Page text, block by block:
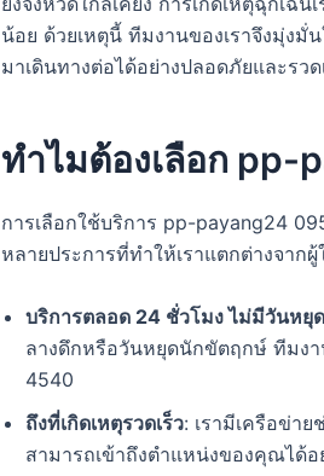
น้อย ด้วยเหตุนี้ ทีมงานของเราจึงมุ่ง
มาเดินทางต่อได้อย่างปลอดภัยและรว
ทำไมต้องเลือก pp-
การเลือกใช้บริการ pp-payang24
หลายประการที่ทำให้เราแตกต่างจาก
บริการตลอด 24 ชั่วโมง ไม่มีวันหยุด
ลางดึกหรือวันหยุดนักขัตฤกษ์ ทีมง
4540
ถึงที่เกิดเหตุรวดเร็ว: เรามีเครือข่า
สามารถเข้าถึงตำแหน่งของคุณได้อ